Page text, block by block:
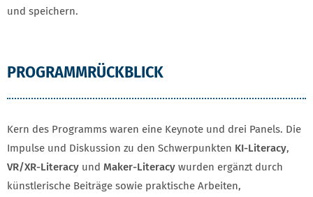
und speichern.
PROGRAMMRÜCKBLICK
Kern des Programms waren eine Keynote und drei Panels. Die
Impulse und Diskussion zu den Schwerpunkten KI-Literacy,
VR/XR-Literacy und Maker-Literacy wurden ergänzt durch
künstlerische Beiträge sowie praktische Arbeiten,